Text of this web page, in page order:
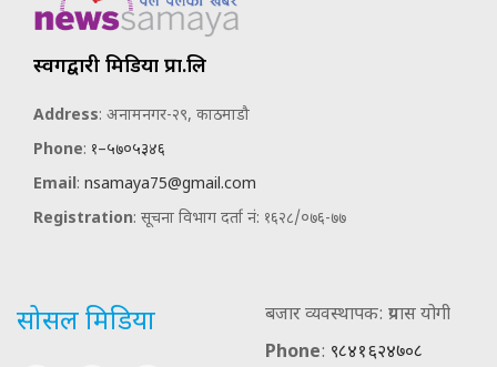
स्वर्गद्वारी मिडिया प्रा.लि
Address: अनामनगर-२९, काठमाडौ
Phone: १–५७०५३४६
Email: nsamaya75@gmail.com
Registration: सूचना विभाग दर्ता नं: १६२८/०७६-७७
सोसल मिडिया
बजार व्यवस्थापक: प्रयास योगी
Phone: ९८४१६२४७०८